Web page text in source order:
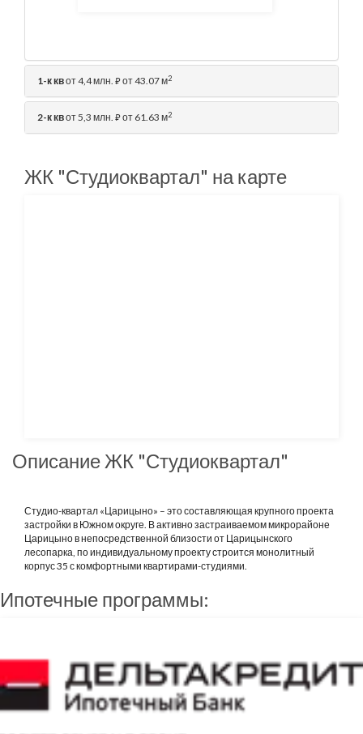
1-к квот 4,4 млн. ⃏от 43.07 м2
2-к квот 5,3 млн. ⃏от 61.63 м2
ЖК "Студиоквартал" на карте
Описание ЖК "Студиоквартал"
Студио-квартал «Царицыно» – это составляющая крупного проекта
застройки в Южном округе. В активно застраиваемом микрорайоне
Царицыно в непосредственной близости от Царицынского
лесопарка, по индивидуальному проекту строится монолитный
корпус 35 с комфортными квартирами-студиями.
Ипотечные программы: